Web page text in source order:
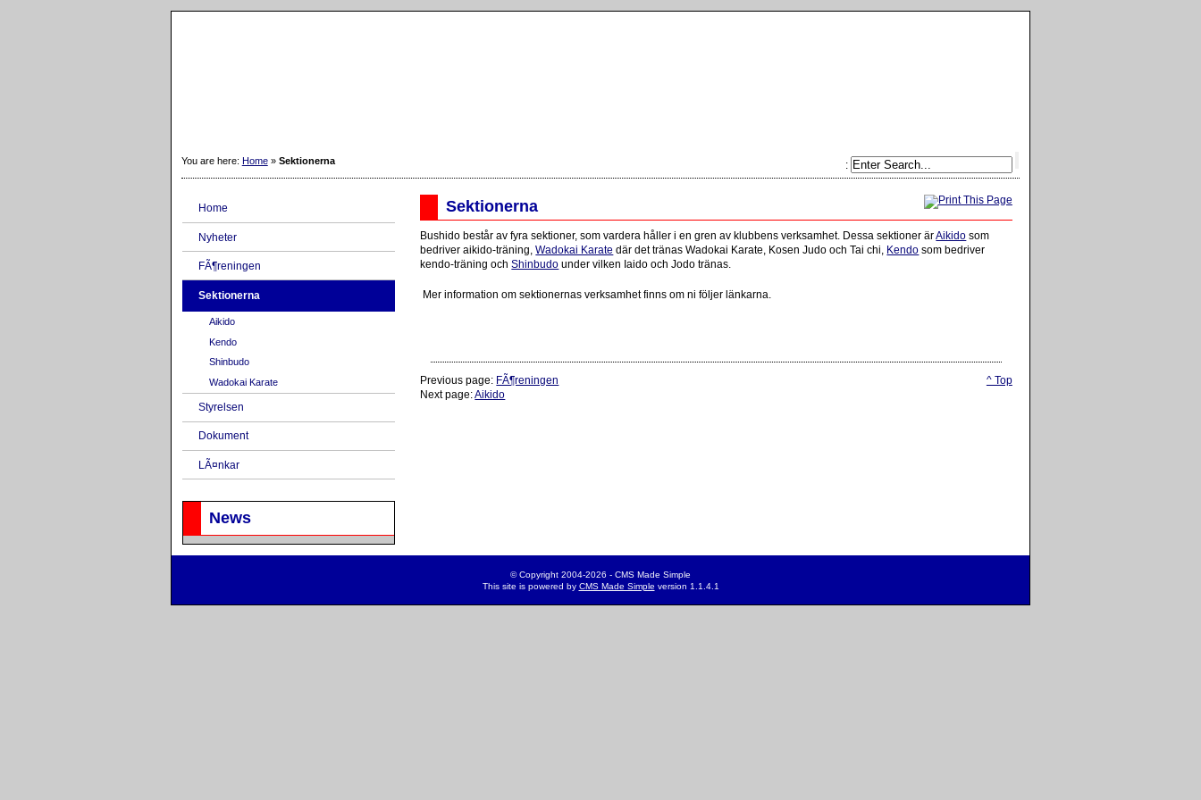
:
You are here: Home» Sektionerna
Home
Nyheter
FÃ¶reningen
Sektionerna
Aikido
Kendo
Shinbudo
Wadokai Karate
Styrelsen
Dokument
LÃ¤nkar
News
Sektionerna
Bushido består av fyra sektioner, som vardera håller i en gren av klubbens verksamhet. Dessa sektioner ärAikido som
bedriver aikido-träning,Wadokai Karate där det tränas Wadokai Karate, Kosen Judo och Tai chi, Kendo som bedriver
kendo-träning ochShinbudo under vilken Iaido och Jodo tränas.
Mer information om sektionernas verksamhet finns om ni följer länkarna.
^ Top
Previous page: FÃ¶reningen
Next page:Aikido
© Copyright 2004-2026 - CMS Made Simple
This site is powered by CMS Made Simple version 1.1.4.1